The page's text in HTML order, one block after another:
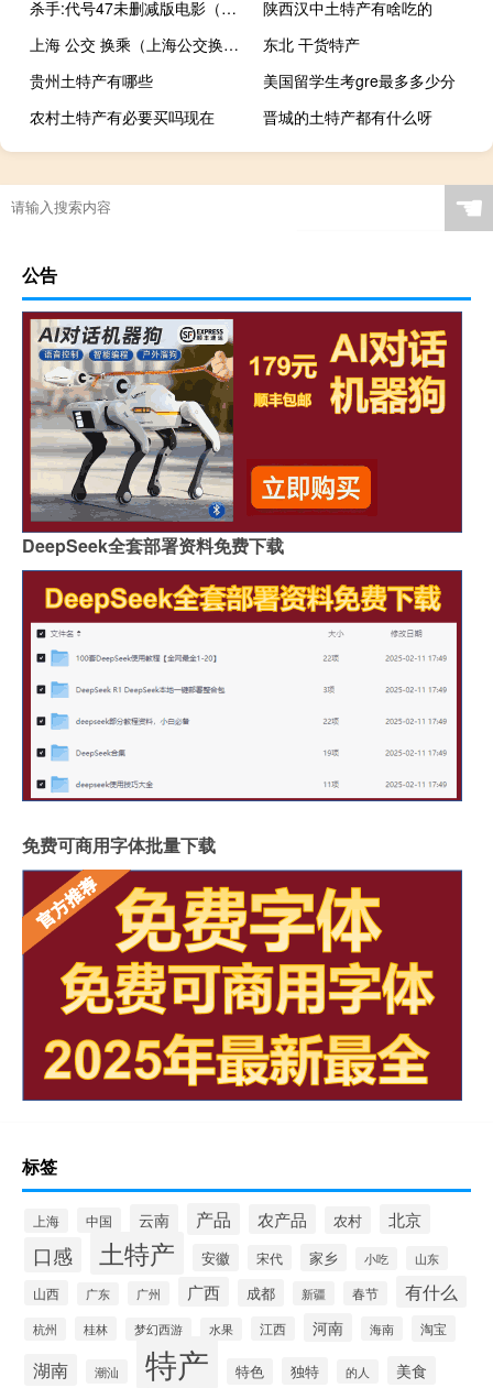
杀手:代号47未删减版电影（杀手代号47未删减版）
陕西汉中土特产有啥吃的
上海 公交 换乘（上海公交换乘）
东北 干货特产
贵州土特产有哪些
美国留学生考gre最多多少分
农村土特产有必要买吗现在
晋城的土特产都有什么呀
☚
公告
DeepSeek全套部署资料免费下载
免费可商用字体批量下载
标签
上海 中国 云南 产品 农产品 农村 北京
口感 土特产 安徽 宋代 家乡 小吃 山东
山西 广东 广州 广西 成都 新疆 春节 有什么
杭州 桂林 梦幻西游 水果 江西 河南 海南 淘宝
湖南 潮汕 特产 特色 独特 的人 美食